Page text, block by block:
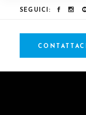
SEGUICI:
CONTATTACI